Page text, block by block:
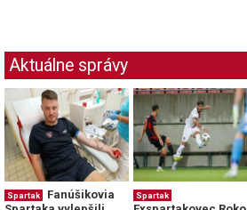
Aktuálne správy
Spartak
Fanúšikovia
Spartak